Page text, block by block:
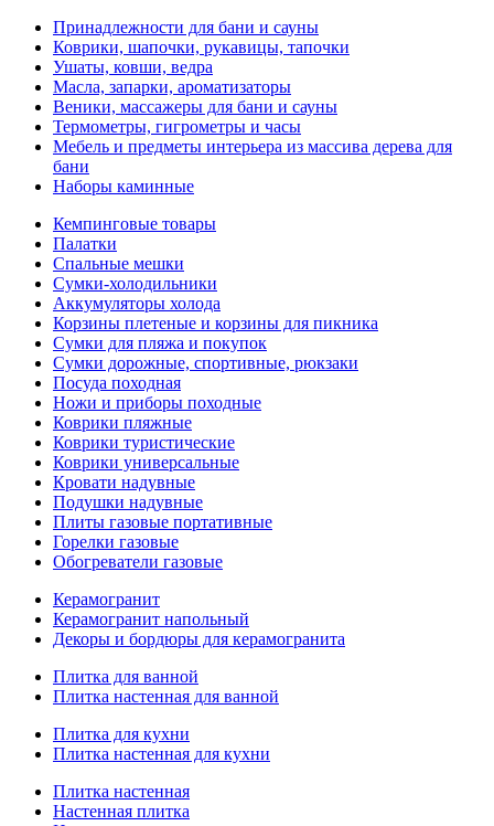
Принадлежности для бани и сауны
Коврики, шапочки, рукавицы, тапочки
Ушаты, ковши, ведра
Масла, запарки, ароматизаторы
Веники, массажеры для бани и сауны
Термометры, гигрометры и часы
Мебель и предметы интерьера из массива дерева для
бани
Наборы каминные
Кемпинговые товары
Палатки
Спальные мешки
Сумки-холодильники
Аккумуляторы холода
Корзины плетеные и корзины для пикника
Сумки для пляжа и покупок
Сумки дорожные, спортивные, рюкзаки
Посуда походная
Ножи и приборы походные
Коврики пляжные
Коврики туристические
Коврики универсальные
Кровати надувные
Подушки надувные
Плиты газовые портативные
Горелки газовые
Обогреватели газовые
Керамогранит
Керамогранит напольный
Декоры и бордюры для керамогранита
Плитка для ванной
Плитка настенная для ванной
Плитка для кухни
Плитка настенная для кухни
Плитка настенная
Настенная плитка